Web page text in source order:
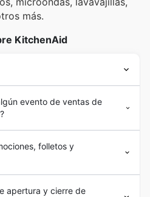
más.
KitchenAid
evento de ventas de
folletos y
apertura y cierre de